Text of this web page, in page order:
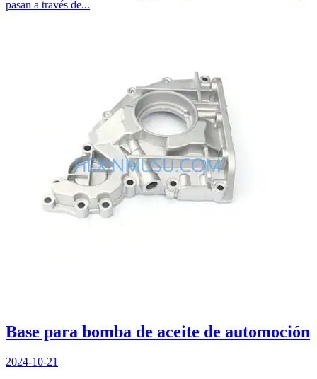
pasan a través de...
Base para bomba de aceite de automoción
2024-10-21